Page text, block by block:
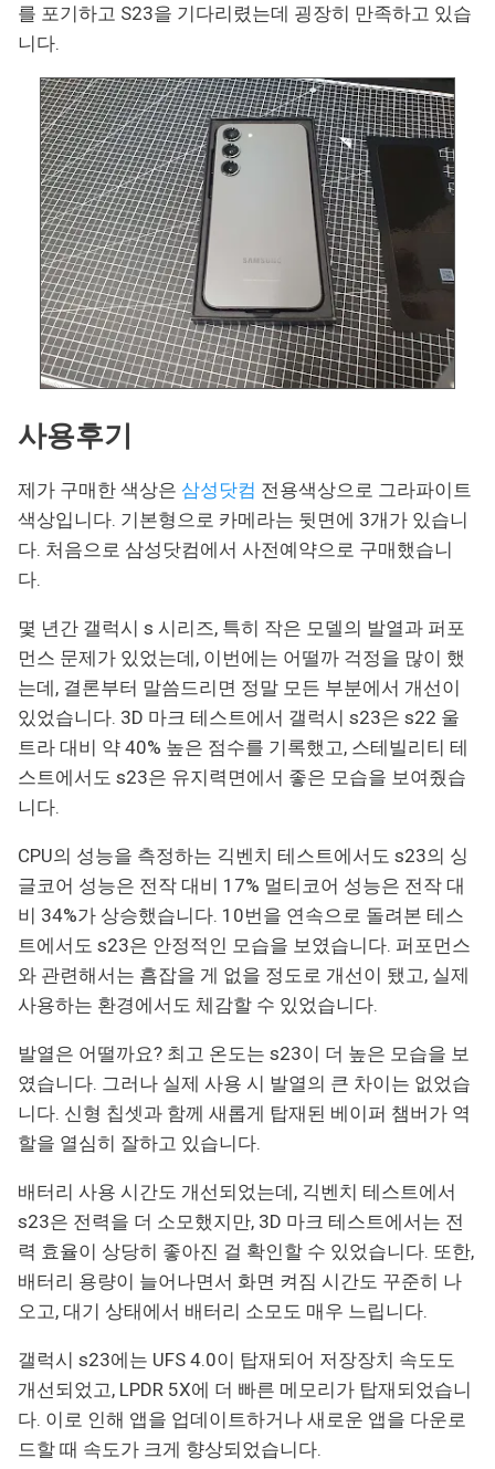
를 포기하고 S23을 기다리렸는데 굉장히 만족하고 있습
니다.
사용후기
제가 구매한 색상은 삼성닷컴 전용색상으로 그라파이트
색상입니다. 기본형으로 카메라는 뒷면에 3개가 있습니
다. 처음으로 삼성닷컴에서 사전예약으로 구매했습니
다.
몇 년간 갤럭시 s 시리즈, 특히 작은 모델의 발열과 퍼포
먼스 문제가 있었는데, 이번에는 어떨까 걱정을 많이 했
는데, 결론부터 말씀드리면 정말 모든 부분에서 개선이
있었습니다. 3D 마크 테스트에서 갤럭시 s23은 s22 울
트라 대비 약 40% 높은 점수를 기록했고, 스테빌리티 테
스트에서도 s23은 유지력면에서 좋은 모습을 보여줬습
니다.
CPU의 성능을 측정하는 긱벤치 테스트에서도 s23의 싱
글코어 성능은 전작 대비 17% 멀티코어 성능은 전작 대
비 34%가 상승했습니다. 10번을 연속으로 돌려본 테스
트에서도 s23은 안정적인 모습을 보였습니다. 퍼포먼스
와 관련해서는 흠잡을 게 없을 정도로 개선이 됐고, 실제
사용하는 환경에서도 체감할 수 있었습니다.
발열은 어떨까요? 최고 온도는 s23이 더 높은 모습을 보
였습니다. 그러나 실제 사용 시 발열의 큰 차이는 없었습
니다. 신형 칩셋과 함께 새롭게 탑재된 베이퍼 챔버가 역
할을 열심히 잘하고 있습니다.
배터리 사용 시간도 개선되었는데, 긱벤치 테스트에서
s23은 전력을 더 소모했지만, 3D 마크 테스트에서는 전
력 효율이 상당히 좋아진 걸 확인할 수 있었습니다. 또한,
배터리 용량이 늘어나면서 화면 켜짐 시간도 꾸준히 나
오고, 대기 상태에서 배터리 소모도 매우 느립니다.
갤럭시 s23에는 UFS 4.0이 탑재되어 저장장치 속도도
개선되었고, LPDR 5X에 더 빠른 메모리가 탑재되었습니
다. 이로 인해 앱을 업데이트하거나 새로운 앱을 다운로
드할 때 속도가 크게 향상되었습니다.